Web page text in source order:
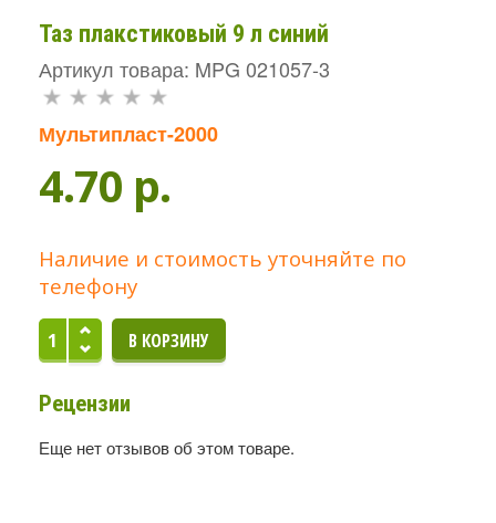
Таз плакстиковый 9 л синий
Артикул товара: MPG 021057-3
Мультипласт-2000
4.70 p.
Наличие и стоимость уточняйте по
телефону
Рецензии
Еще нет отзывов об этом товаре.